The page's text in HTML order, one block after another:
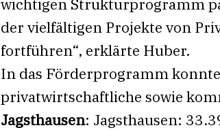
wichtigen Strukturprogramm
der vielfältigen Projekte von
fortführen“, erklärte Huber.
In das Förderprogramm
privatwirtschaftliche sowie
Jagsthausen: Jagsthausen: